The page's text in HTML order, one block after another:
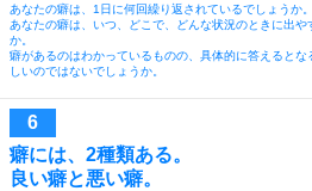
あなたの癖は、1日に何回繰り返されているでしょうか。
あなたの癖は、いつ、どこで、どんな状況のときに出や
か。
癖があるのはわかっているものの、具体的に答えるとな
しいのではないでしょうか。
癖には、2種類ある。
良い癖と悪い癖。